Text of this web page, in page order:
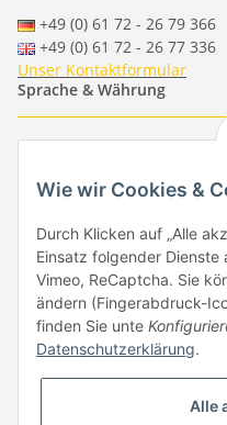
+49 (0) 61 72 - 26 79 366
+49 (0) 61 72 - 26 77 336
Unser Kontaktformular
Sprache & Währung
- - -
-
EUR-GBP-USD-CHF
Händlerbund
Wie wir Cookies &
Durch Klicken auf „Alle
Einsatz folgender Dienste
Vimeo, ReCaptcha. Sie
ändern (Fingerabdruck-
finden Sie unte
Datenschutzerklärung.
Alle